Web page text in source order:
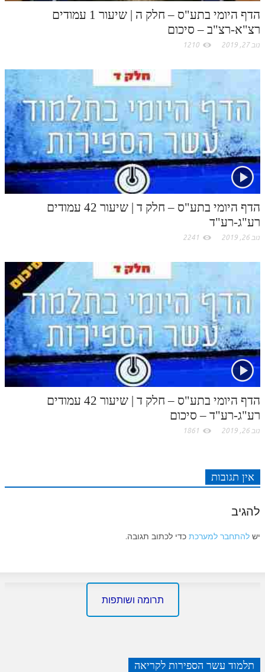
m
הדף היומי בתע"ס – חלק ה | שיעור 1 עמודים
רצ"א-רצ"ב – סיכום
נוב 27, 2019 1210
הדף היומי בתע"ס – חלק ד | שיעור 42 עמודים
רע"ג-רע"ד
נוב 26, 2019 2241
הדף היומי בתע"ס – חלק ד | שיעור 42 עמודים
רע"ג-רע"ד – סיכום
נוב 26, 2019 1861
אין תגובות
להגיב
יש להתחבר למערכת כדי לכתוב תגובה.
תרומה ושותפות
תלמוד עשר הספירות לקריאה